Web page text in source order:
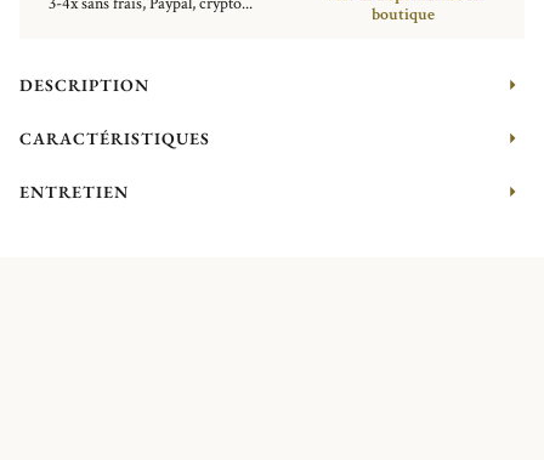
boutique
DESCRIPTION
CARACTÉRISTIQUES
ENTRETIEN